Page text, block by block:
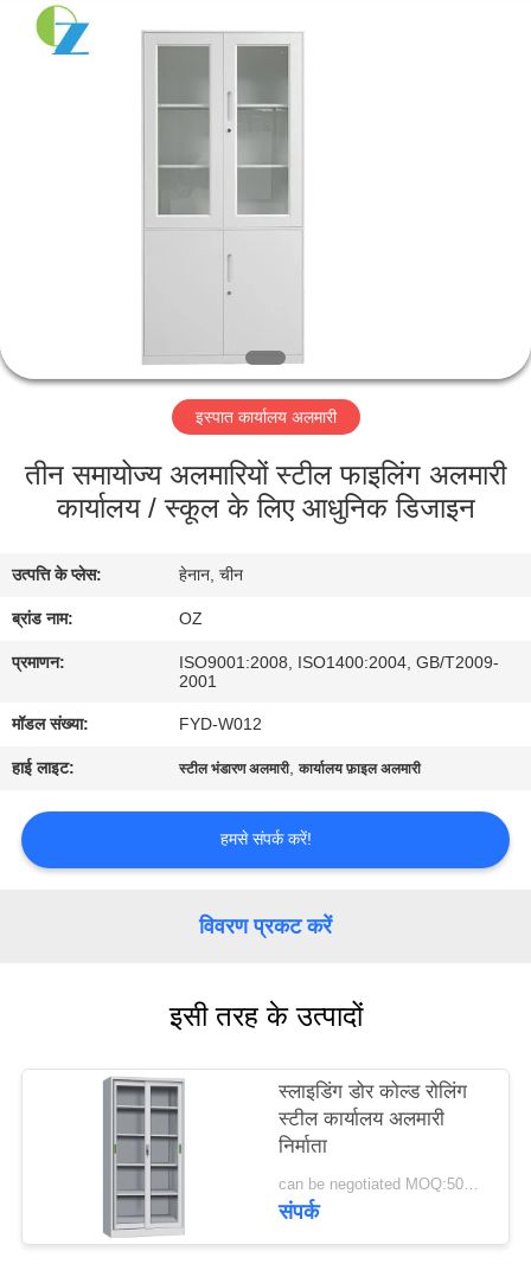
में
भ्रमण
नियंत्रण
संपर्क
करें
समाचार
एक
PRIVACY
POLICY
Luoyang
Ouzheng
Trading
इस्पात कार्यालय अलमारी
तीन समायोज्य अलमारियों स्टील फाइलिंग अलमारी
कार्यालय / स्कूल के लिए आधुनिक डिजाइन
उत्पत्ति के प्लेस: हेनान, चीन
ब्रांड नाम: OZ
प्रमाणन:
ISO9001:2008, ISO1400:2004, GB/T2009-
2001
मॉडल संख्या: FYD-W012
हाई लाइट: स्टील भंडारण अलमारी,कार्यालय फ़ाइल अलमारी
हमसे संपर्क करें!
विवरण प्रकट करें
इसी तरह के उत्पादों
स्लाइडिंग डोर कोल्ड रोलिंग
स्टील कार्यालय अलमारी
निर्माता
can be negotiated MOQ:50PCS
संपर्क